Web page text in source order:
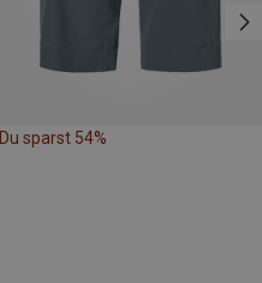
Du sparst 54%